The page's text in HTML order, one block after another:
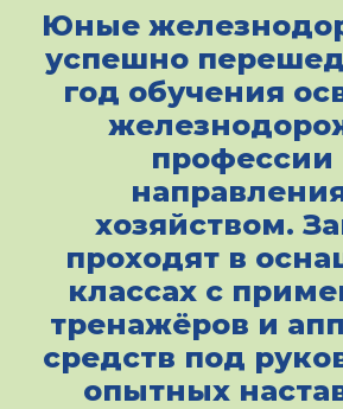
Юные
успешно
год обучения
профессии
хозяйством.
проходят в
классах с
тренажёров и
средств под
опытных